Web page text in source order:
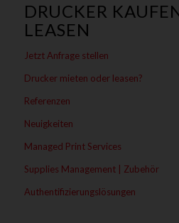
DRUCKER
LEASEN
Jetzt Anfrage stellen
Drucker mieten oder leasen?
Referenzen
Neuigkeiten
Managed Print Services
Supplies Management | Zubehör
Authentifizierungslösungen